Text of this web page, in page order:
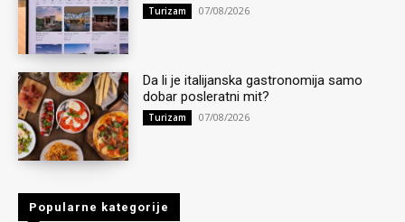
Turizam 07/08/2026
Da li je italijanska gastronomija samo
dobar posleratni mit?
Turizam 07/08/2026
Popularne kategorije